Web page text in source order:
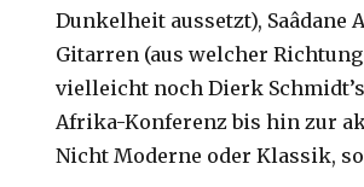
Dunkelheit aussetzt), Saâdane
Gitarren (aus welcher
vielleicht noch Dierk
Afrika-Konferenz bis hin zur
Nicht Moderne oder Klassik,